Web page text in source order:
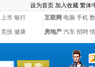
设为首页 加入收藏 繁体
上市 银行 互联网 电脑 手机
竞技 健康 房地产 汽车 招聘